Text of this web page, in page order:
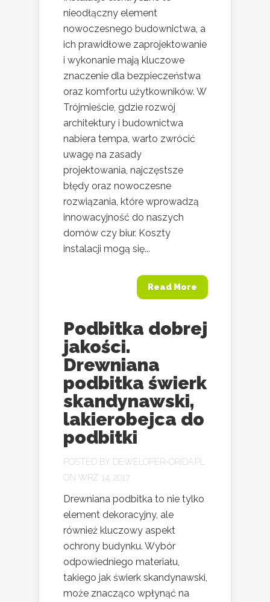
nieodłączny element
nowoczesnego budownictwa, a
ich prawidłowe zaprojektowanie
i wykonanie mają kluczowe
znaczenie dla bezpieczeństwa
oraz komfortu użytkowników. W
Trójmieście, gdzie rozwój
architektury i budownictwa
nabiera tempa, warto zwrócić
uwagę na zasady
projektowania, najczęstsze
błędy oraz nowoczesne
rozwiązania, które wprowadzą
innowacyjność do naszych
domów czy biur. Koszty
instalacji mogą się...
Read More
Podbitka dobrej
jakości.
Drewniana
podbitka świerk
skandynawski,
lakierobejca do
podbitki
POSTED BY DEWELOPER-ORIDA.PL
ON WRZ 14, 2017
Drewniana podbitka to nie tylko
element dekoracyjny, ale
również kluczowy aspekt
ochrony budynku. Wybór
odpowiedniego materiału,
takiego jak świerk skandynawski,
może znacząco wpłynąć na